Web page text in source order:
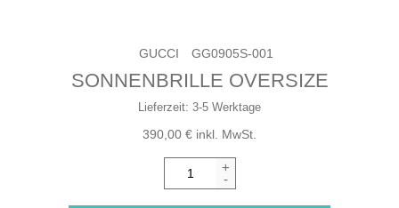
GG0905S-001
GUCCI
SONNENBRILLE OVERSIZE
Lieferzeit: 3-5 Werktage
390,00 € inkl. MwSt.
-
+